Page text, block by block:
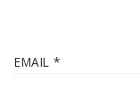
EMAIL *